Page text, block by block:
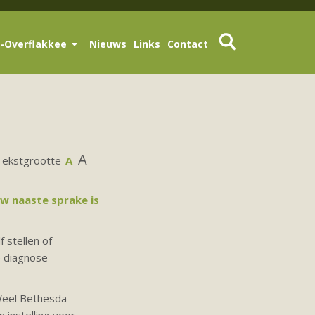
Overflakkee Nieuws Links Contact
A A
naaste sprake is
stellen of
diagnose
Bethesda